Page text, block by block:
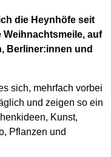
die Heynhöfe seit
auf
Berliner:innen und
sich, mehrfach vorbei
und zeigen so ein
Kunst,
Pflanzen und